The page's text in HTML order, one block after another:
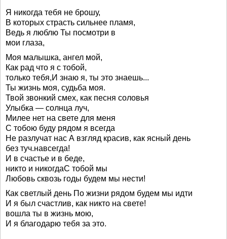
Я никогда тебя не брошу,
В которых страсть сильнее пламя,
Ведь я люблю Ты посмотри в
мои глаза,
Моя малышка, ангел мой,
Как рад что я с тобой,
только тебя,И знаю я, ты это знаешь...
Ты жизнь моя, судьба моя.
Твой звонкий смех, как песня соловья
Улыбка — солнца луч,
Милее нет на свете для меня
С тобою буду рядом я всегда
Не разлучат нас А взгляд красив, как ясный день
без туч.навсегда!
И в счастье и в беде,
никто и никогдаС тобой мы
Любовь сквозь годы будем мы нести!
Как светлый день По жизни рядом будем мы идти
И я был счастлив, как никто на свете!
вошла ты в жизнь мою,
И я благодарю тебя за это.